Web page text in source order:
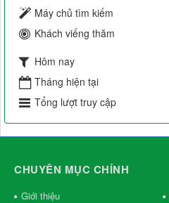
Máy chủ tìm kiếm
Khách viếng thăm
Hôm nay
Tháng hiện tại
Tổng lượt truy cập
CHUYÊN MỤC CHÍNH
Giới thiệu